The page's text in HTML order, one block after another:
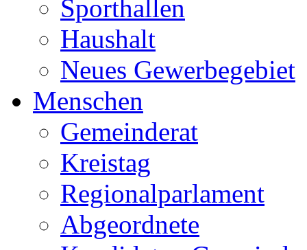
Sporthallen
Haushalt
Neues Gewerbegebiet
Menschen
Gemeinderat
Kreistag
Regionalparlament
Abgeordnete